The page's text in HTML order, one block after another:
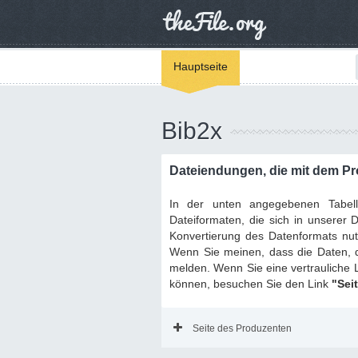
Hauptseite
Bib2x
Dateiendungen, die mit dem
In der unten angegebenen
Dateiformaten, die sich in unserer
Konvertierung des Datenformats
Wenn Sie meinen, dass die Daten,
melden. Wenn Sie eine vertrauliche
können, besuchen Sie den Link
Seite des Produzenten